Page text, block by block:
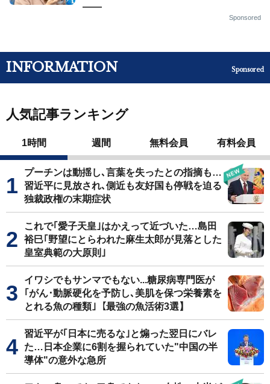
——
Sponsored
INFORMATION Sponsored
人気記事ランキング
1時間 週間 無料会員 有料会員
プーチンは動揺し､言葉を失ったとの指摘も…
習近平に見放され､側近も友好国も停戦を迫る
独裁政権の末期症状
これで｢愛子天皇｣はかえって近づいた…島田
裕巳｢野望にとらわれた麻生太郎が見落とした
皇室典範の大原則｣
イワシでもサンマでもない...糖尿病専門医が
｢がん･動脈硬化を予防し､美肌を保つ栄養素を
とれる魚の種類｣【最強の魚活術3選】
習近平が｢日本に売るな｣と煽った翌日にバレ
た…日本企業に6割を握られていた"中国の半
導体"の意外な急所